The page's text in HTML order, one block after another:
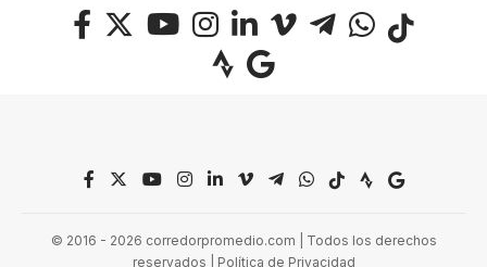
© 2016 - 2026 corredorpromedio.com | Todos los derechos
reservados | Política de Privacidad